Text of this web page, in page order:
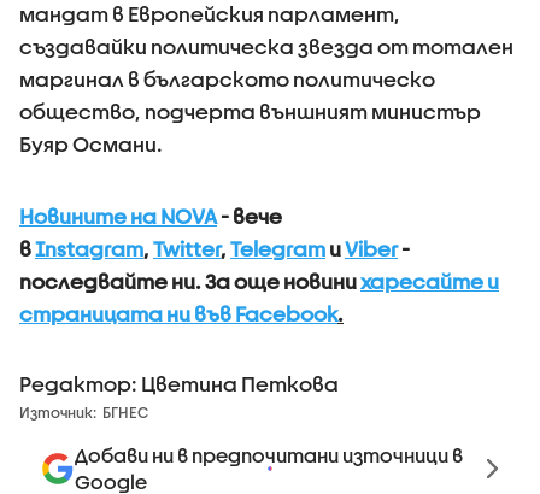
мандат в Европейския парламент,
създавайки политическа звезда от тотален
маргинал в българското политическо
общество, подчерта външният министър
Буяр Османи.
Новините на NOVA- вече
вInstagram, Twitter, Telegram иViber-
последвайте ни.За още новинихаресайте и
страницата ни във Facebook.
Редактор: Цветина Петкова
Източник: БГНЕС
Добави ни в предпочитани източници в
Google